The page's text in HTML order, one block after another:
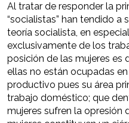
Al tratar de responder la
“socialistas” han tendido a
teoría socialista, en
exclusivamente de los
posición de las mujeres es
ellas no están ocupadas
productivo pues su área
trabajo doméstico; que
mujeres sufren la opresión